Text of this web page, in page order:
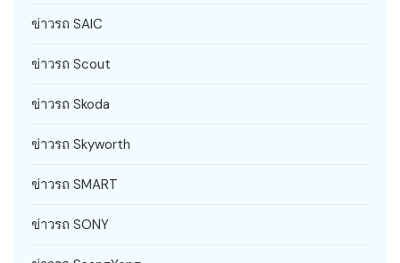
ข่าวรถ SAIC
ข่าวรถ Scout
ข่าวรถ Skoda
ข่าวรถ Skyworth
ข่าวรถ SMART
ข่าวรถ SONY